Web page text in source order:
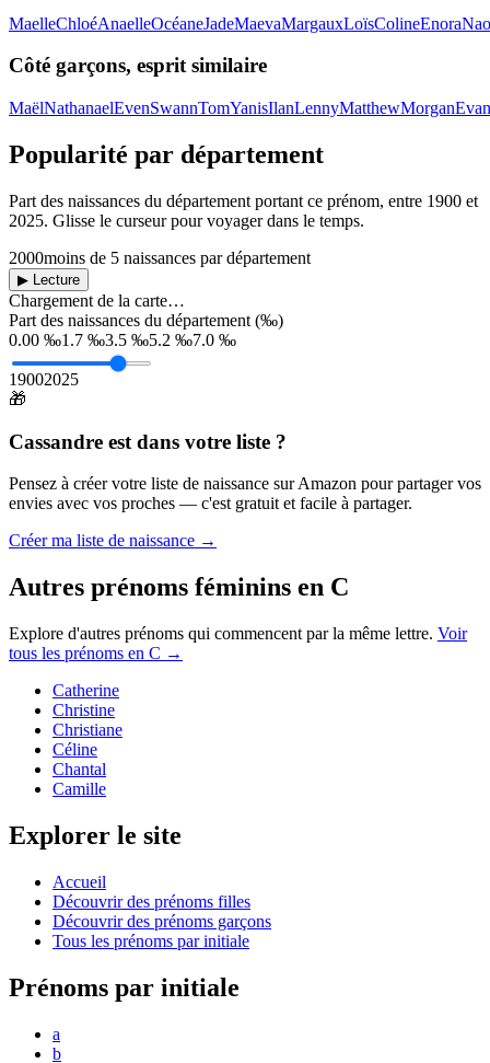
MaelleChloéAnaelleOcéaneJadeMaevaMargauxLoïsColineEnora
Côté garçons, esprit similaire
MaëlNathanaelEvenSwannTomYanisIlanLennyMatthewMorganEvan
Popularité par département
Part des naissances du département portant ce prénom, entre 1900 et
2025. Glisse le curseur pour voyager dans le temps.
2000moins de 5 naissances par département
▶ Lecture
Chargement de la carte…
Part des naissances du département (‰)
0.00 ‰1.7 ‰3.5 ‰5.2 ‰7.0 ‰
19002025
🎁
Cassandre est dans votre liste ?
Pensez à créer votre liste de naissance sur Amazon pour partager vos
envies avec vos proches — c'est gratuit et facile à partager.
Créer ma liste de naissance →
Autres prénoms féminins en C
Explore d'autres prénoms qui commencent par la même lettre. Voir
tous les prénoms en C →
Catherine
Christine
Christiane
Céline
Chantal
Camille
Explorer le site
Accueil
Découvrir des prénoms filles
Découvrir des prénoms garçons
Tous les prénoms par initiale
Prénoms par initiale
a
b